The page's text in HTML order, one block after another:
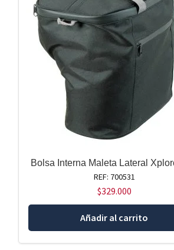
Bolsa Interna Maleta Lateral
REF: 700531
$329.000
Añadir al carrito